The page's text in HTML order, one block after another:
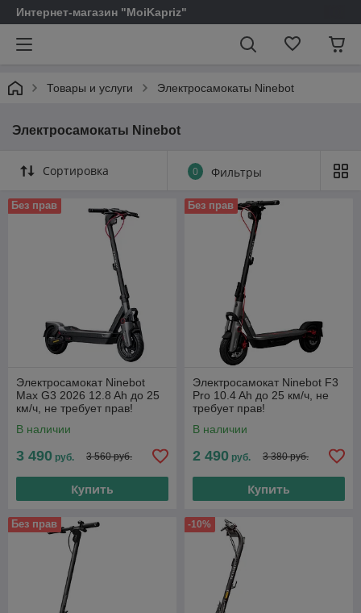
Интернет-магазин "MoiKapriz"
Товары и услуги Электросамокаты Ninebot
Электросамокаты Ninebot
Сортировка 0 Фильтры
Без прав
Электросамокат Ninebot
Max G3 2026 12.8 Ah до 25
км/ч, не требует прав!
В наличии
3 490 руб. 3 560 руб.
Купить
Без прав
Электросамокат Ninebot F3
Pro 10.4 Ah до 25 км/ч, не
требует прав!
В наличии
2 490 руб. 3 380 руб.
Купить
Без прав -10%